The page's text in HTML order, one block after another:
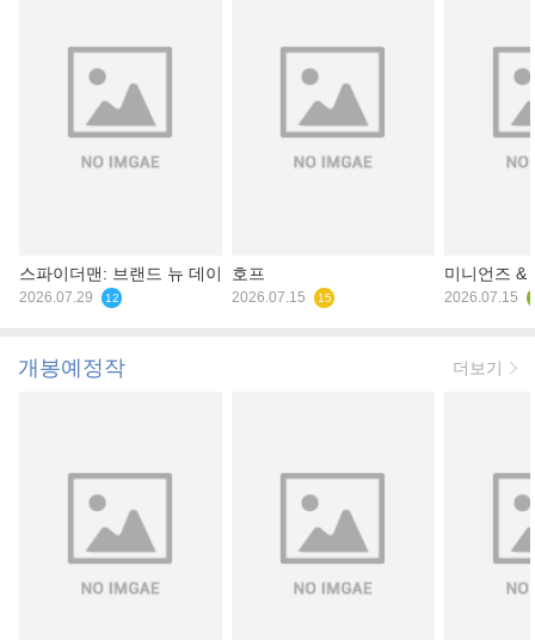
스파이더맨: 브랜드 뉴 데이
2026.07.29 12
호프
2026.07.15 15
미니언즈 &
2026.07.15
개봉예정작 더보기